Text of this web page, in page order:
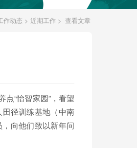
作动态 > 近期工作 > 查看文章
“怡智家园”，看望
径训练基地（中南
向他们致以新年问